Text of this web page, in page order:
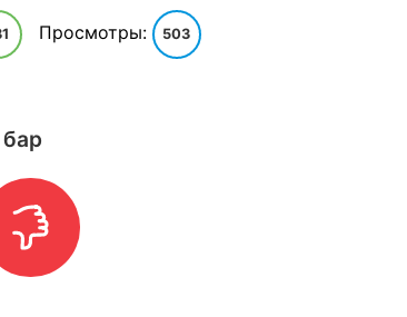
Просмотры: 503